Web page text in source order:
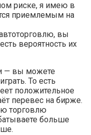
риске, я имею в
приемлемым на
вы
вероятность их
— вы можете
То есть
положительное
перевес на бирже.
торговлю
больше